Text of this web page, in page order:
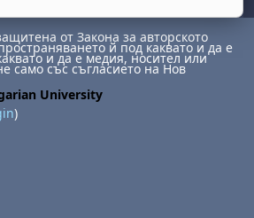
от Закона за авторското
й под каквато и да е
и да е медия, носител или
само със съгласието на Нов
University
)